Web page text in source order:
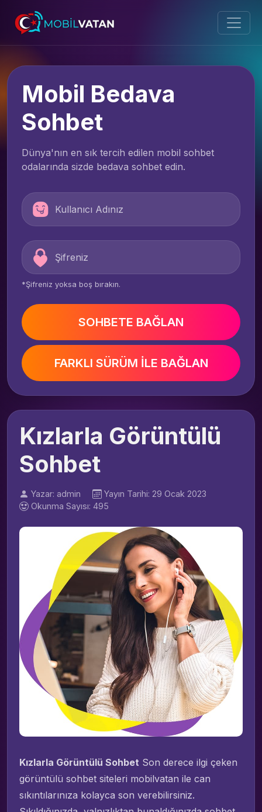
Mobil Bedava
Sohbet
Dünya'nın en sık tercih edilen mobil sohbet
odalarında sizde bedava sohbet edin.
*Şifreniz yoksa boş bırakın.
SOHBETE BAĞLAN
FARKLI SÜRÜM İLE BAĞLAN
Kızlarla Görüntülü
Sohbet
Yazar: admin
Yayın Tarihi: 29 Ocak 2023
Okunma Sayısı: 495
Kızlarla Görüntülü Sohbet Son derece ilgi çeken
görüntülü sohbet siteleri mobilvatan ile can
sıkıntılarınıza kolayca son verebilirsiniz.